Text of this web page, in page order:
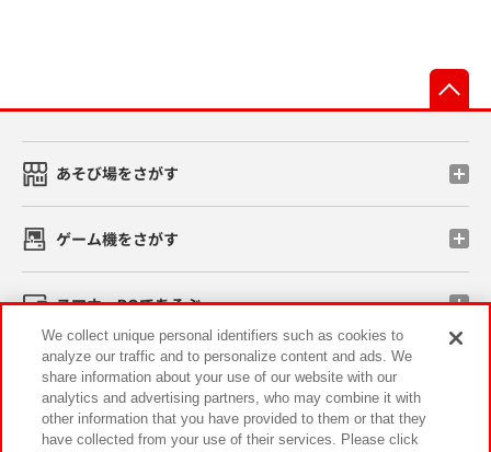
あそび場をさがす
ゲーム機をさがす
スマホ・PCであそぶ
イベント・キャンペーン
We collect unique personal identifiers such as cookies to
analyze our traffic and to personalize content and ads. We
share information about your use of our website with our
analytics and advertising partners, who may combine it with
other information that you have provided to them or that they
have collected from your use of their services. Please click